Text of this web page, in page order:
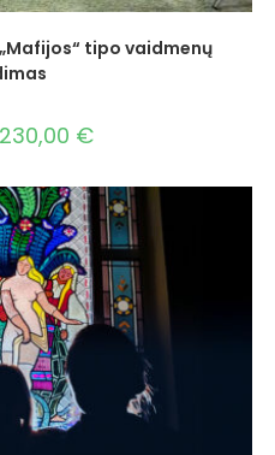
tipo vaidmenų
230,00 €